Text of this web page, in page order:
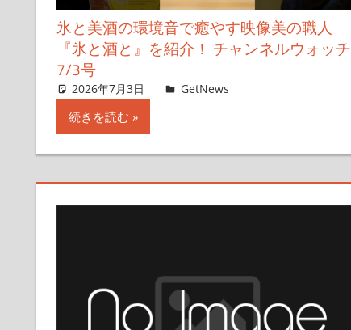
氷と美酒の環境音で癒やす映像美の職人
『氷と酒と』を紹介！ チャンネルウォッチ
7/3号
2026年7月3日 ガジェクリ
GetNews
続きを読む